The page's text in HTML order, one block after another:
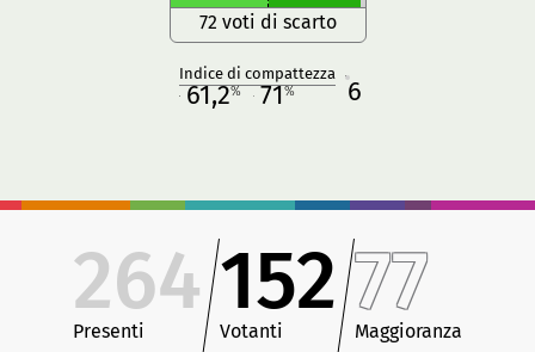
72 voti di scarto
Indice di compattezza
61,2% 71% 6
264
Presenti
152
Votanti
77
Maggioranza